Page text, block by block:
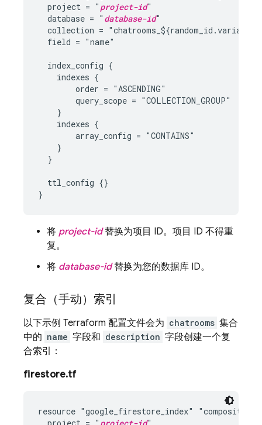
  project = "
project-id"
  database = "
database-id"
collection =
  field = "name"
  index_config {
    indexes {
        order = "ASCENDING"
        query_scope = "COLLECTION_GROUP"
    }
    indexes {
        array_config = "CONTAINS"
    }
  }
  ttl_config {}
将 project-id替换为项目 ID。项目 ID 不得重
复。
将 database-id替换为您的数据库 ID。
复合（手动）索引
以下示例 Terraform 配置文件会为 chatrooms 集合
中的 name 字段和 description 字段创建一个复
合索引：
firestore.tf
resource "google_firestore_index" "composite-